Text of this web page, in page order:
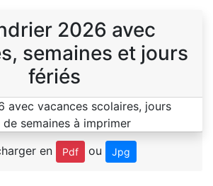
2026 avec
semaines et jours
fériés
en Pdf ou Jpg